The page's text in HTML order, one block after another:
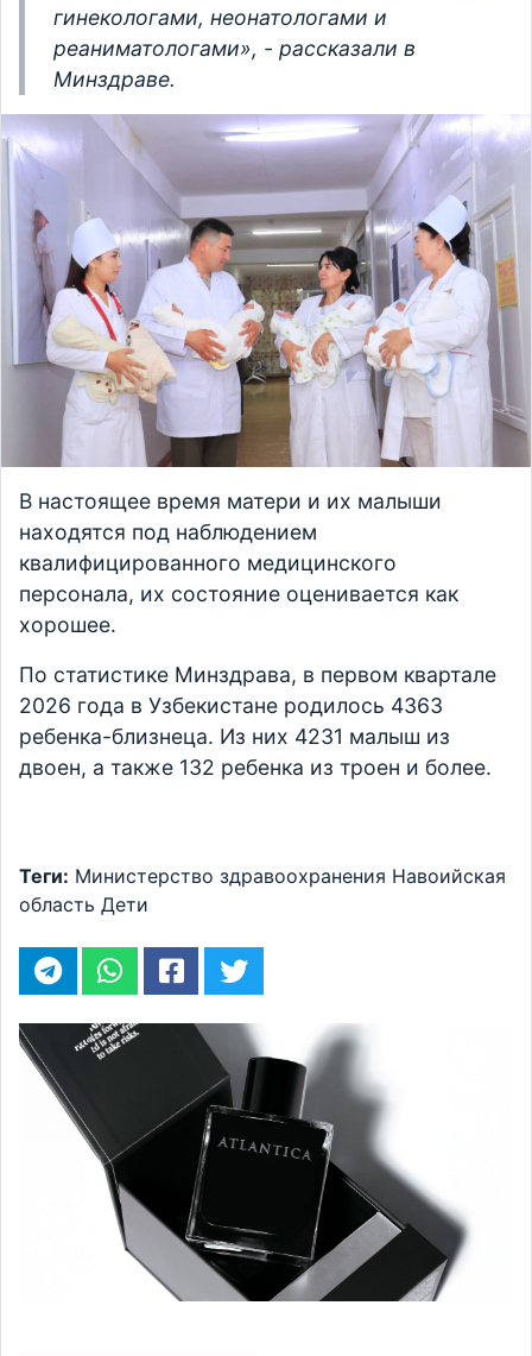
гинекологами, неонатологами и
реаниматологами», - рассказали в
Минздраве.
В настоящее время матери и их малыши
находятся под наблюдением
квалифицированного медицинского
персонала, их состояние оценивается как
хорошее.
По статистике Минздрава, в первом квартале
2026 года в Узбекистане родилось 4363
ребенка-близнеца. Из них 4231 малыш из
двоен, а также 132 ребенка из троен и более.
Теги: Министерство здравоохранения Навоийская
область Дети